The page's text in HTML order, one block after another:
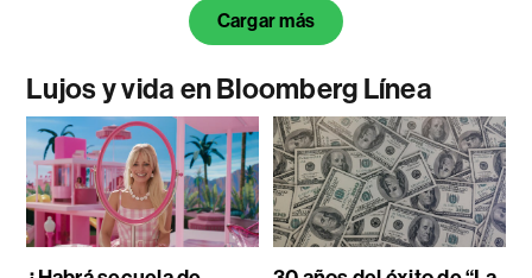
Cargar más
Lujos y vida en Bloomberg Línea